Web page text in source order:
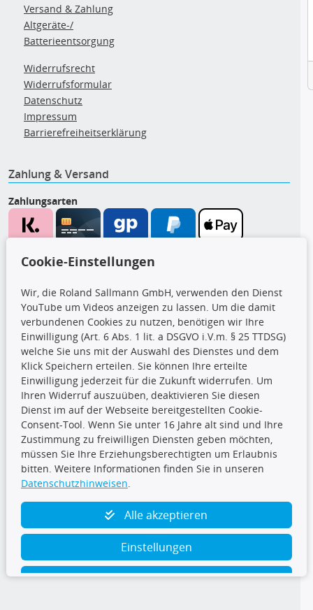
Versand & Zahlung
Altgeräte-/
Batterieentsorgung
Widerrufsrecht
Widerrufsformular
Datenschutz
Impressum
Barrierefreiheitserklärung
Zahlung & Versand
Zahlungsarten
CARAT Gruppe
Folge uns
TecDoc Inside
Cookie-Einstellungen
Wir, die Roland Sallmann GmbH, verwenden den Dienst
YouTube um Videos anzeigen zu lassen. Um die damit
verbundenen Cookies zu nutzen, benötigen wir Ihre
Einwilligung (Art. 6 Abs. 1 lit. a DSGVO i.V.m. § 25 TTDSG)
welche Sie uns mit der Auswahl des Dienstes und dem
Klick Speichern erteilen. Sie können Ihre erteilte
Einwilligung jederzeit für die Zukunft widerrufen. Um
Ihren Widerruf auszuüben, deaktivieren Sie diesen
Dienst im auf der Webseite bereitgestellten Cookie-
Consent-Tool. Wenn Sie unter 16 Jahre alt sind und Ihre
Zustimmung zu freiwilligen Diensten geben möchten,
müssen Sie Ihre Erziehungsberechtigten um Erlaubnis
bitten. Weitere Informationen finden Sie in unseren
Datenschutzhinweisen.
Alle akzeptieren
Einstellungen
Ablehnen